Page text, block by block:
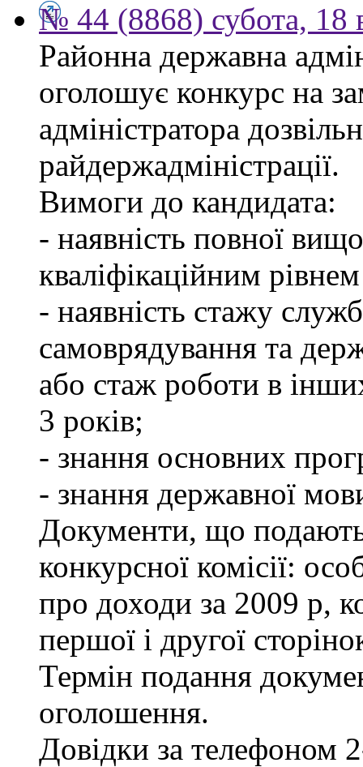
№ 44 (8868) субота, 18
Районна державна
оголошує конкурс на
адміністратора
райдержадміністрації.
Вимоги до кандидата:
- наявність повної
кваліфікаційним
- наявність стажу
самоврядування та
або стаж роботи в
3 років;
- знання основних
- знання державної
Документи, що
конкурсної комісії:
про доходи за 2009 р,
першої і другої
Термін подання
оголошення.
Довідки за телефоном